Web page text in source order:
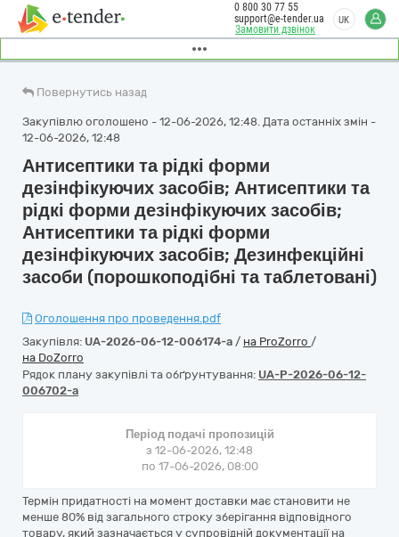
Замовити дзвінок
0 800 30 77 55
support@e-tender.ua
UK
Повернутись назад
Закупівлю оголошено - 12-06-2026, 12:48. Дата останніх змін -
12-06-2026, 12:48
Антисептики та рідкі форми
дезінфікуючих засобів; Антисептики та
рідкі форми дезінфікуючих засобів;
Антисептики та рідкі форми
дезінфікуючих засобів; Дезинфекційні
засоби (порошкоподібні та таблетовані)
Оголошення про проведення.pdf
Закупівля: UA-2026-06-12-006174-a / на ProZorro /
на DoZorro
Рядок плану закупівлі та обґрунтування: UA-P-2026-06-12-
006702-a
Період подачі пропозицій
з 12-06-2026, 12:48
по 17-06-2026, 08:00
Термін придатності на момент доставки має становити не
менше 80% від загального строку зберігання відповідного
товару, який зазначається у супровідній документації на